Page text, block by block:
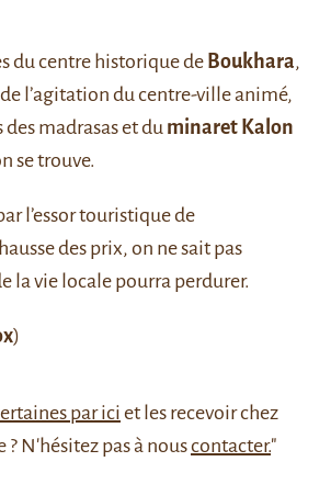
du centre historique deBoukhara,
l’agitation du centre-ville animé,
madrasas et duminaret Kalon
se trouve.
l’essor touristique de
des prix, on ne sait pas
la vie locale pourra perdurer.
)
par ici et les recevoir chez
N'hésitez pas à nouscontacter."